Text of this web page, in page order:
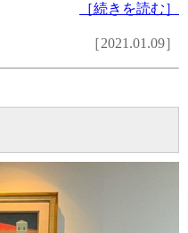
［続きを読む］
［2021.01.09］